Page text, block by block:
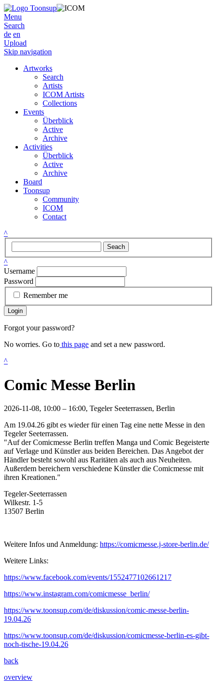
Menu
Search
de en
Upload
Skip navigation
Artworks
Search
Artists
ICOM Artists
Collections
Events
Überblick
Active
Archive
Activities
Überblick
Active
Archive
Board
Toonsup
Community
ICOM
Contact
^
Seach
^
Username
Password
Remember me
Login
Forgot your password?
No worries. Go to this page and set a new password.
^
Comic Messe Berlin
2026-11-08, 10:00 – 16:00, Tegeler Seeterrassen, Berlin
Am 19.04.26 gibt es wieder für einen Tag eine nette Messe in den
Tegeler Seeterrassen.
"Auf der Comicmesse Berlin treffen Manga und Comic Begeisterte
auf Verlage und Künstler aus beiden Bereichen. Das Angebot der
Händler besteht sowohl aus Raritäten als auch aus Neuheiten.
Außerdem bereichern verschiedene Künstler die Comicmesse mit
ihren Kreationen."
Tegeler-Seeterrassen
Wilkestr. 1-5
13507 Berlin
Weitere Infos und Anmeldung: https://comicmesse.j-store-berlin.de/
Weitere Links:
https://www.facebook.com/events/1552477102661217
https://www.instagram.com/comicmesse_berlin/
https://www.toonsup.com/de/diskussion/comic-messe-berlin-
19.04.26
https://www.toonsup.com/de/diskussion/comicmesse-berlin-es-gibt-
noch-tische-19.04.26
back
overview